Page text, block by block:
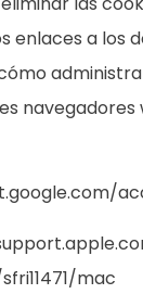
enlaces a los
navegadores
mac